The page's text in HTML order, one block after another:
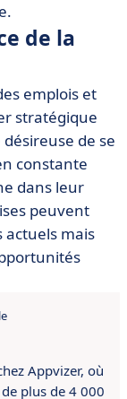
de la
emplois et
stratégique
de se
constante
dans leur
peuvent
actuels mais
Appvizer, où
plus de 4 000